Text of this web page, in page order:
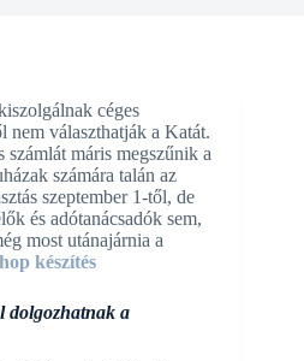
céges
nem választhatják a Katát.
máris megszűnik a
számára talán az
szeptember 1-től, de
és adótanácsadók sem,
most utánajárnia a
készítés
dolgozhatnak a